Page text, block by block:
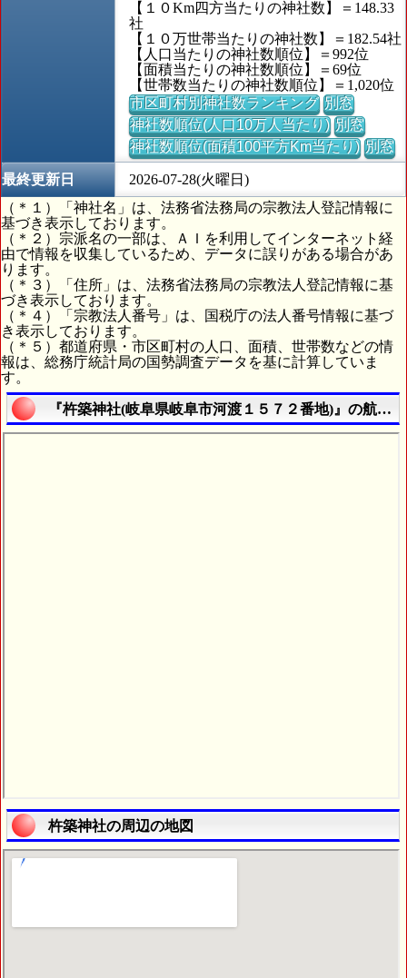
【１０Km四方当たりの神社数】＝148.33
社
【１０万世帯当たりの神社数】＝182.54社
【人口当たりの神社数順位】＝992位
【面積当たりの神社数順位】＝69位
【世帯数当たりの神社数順位】＝1,020位
市区町村別神社数ランキング 別窓
神社数順位(人口10万人当たり) 別窓
神社数順位(面積100平方Km当たり) 別窓
最終更新日
2026-07-28(火曜日)
（＊１）「神社名」は、法務省法務局の宗教法人登記情報に
基づき表示しております。
（＊２）宗派名の一部は、ＡＩを利用してインターネット経
由で情報を収集しているため、データに誤りがある場合があ
ります。
（＊３）「住所」は、法務省法務局の宗教法人登記情報に基
づき表示しております。
（＊４）「宗教法人番号」は、国税庁の法人番号情報に基づ
き表示しております。
（＊５）都道府県・市区町村の人口、面積、世帯数などの情
報は、総務庁統計局の国勢調査データを基に計算していま
す。
『杵築神社(岐阜県岐阜市河渡１５７２番地)』の航空
杵築神社の周辺の地図